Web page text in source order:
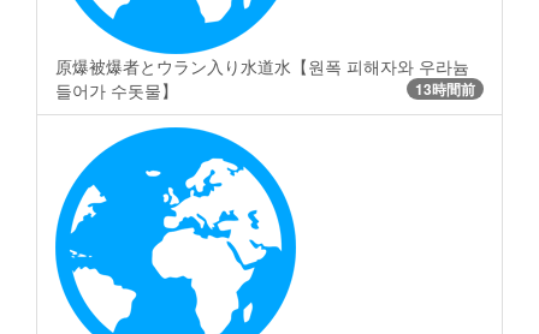
原爆被爆者とウラン入り水道水【원폭 피해자와 우라늄
들어가 수돗물】
13時間前